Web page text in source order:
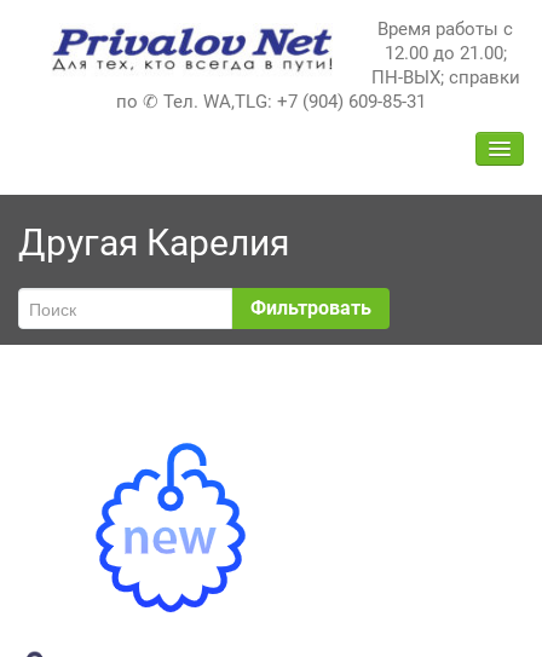
содержимому
Время работы с
12.00 до 21.00;
ПН-ВЫХ; справки
по ✆ Тел. WA,TLG: +7 (904) 609-85-31
Другая Карелия
Фильтровать